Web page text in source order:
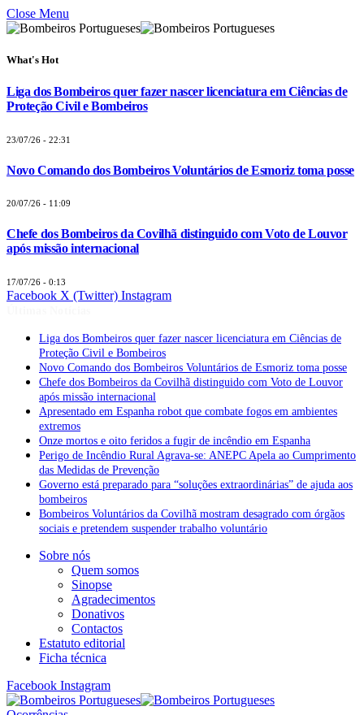
Close Menu
What's Hot
Liga dos Bombeiros quer fazer nascer licenciatura em Ciências de
Proteção Civil e Bombeiros
23/07/26 - 22:31
Novo Comando dos Bombeiros Voluntários de Esmoriz toma posse
20/07/26 - 11:09
Chefe dos Bombeiros da Covilhã distinguido com Voto de Louvor
após missão internacional
17/07/26 - 0:13
Facebook X (Twitter) Instagram
Liga dos Bombeiros quer fazer nascer licenciatura em Ciências de
Proteção Civil e Bombeiros
Novo Comando dos Bombeiros Voluntários de Esmoriz toma posse
Chefe dos Bombeiros da Covilhã distinguido com Voto de Louvor
após missão internacional
Apresentado em Espanha robot que combate fogos em ambientes
extremos
Onze mortos e oito feridos a fugir de incêndio em Espanha
Perigo de Incêndio Rural Agrava-se: ANEPC Apela ao Cumprimento
das Medidas de Prevenção
Governo está preparado para “soluções extraordinárias” de ajuda aos
bombeiros
Bombeiros Voluntários da Covilhã mostram desagrado com órgãos
sociais e pretendem suspender trabalho voluntário
Sobre nós
Quem somos
Sinopse
Agradecimentos
Donativos
Contactos
Estatuto editorial
Ficha técnica
Facebook Instagram